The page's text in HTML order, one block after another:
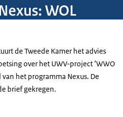
WOL
de Tweede Kamer het advies
over het UWV-project ‘WWO
het programma Nexus. De
brief gekregen.